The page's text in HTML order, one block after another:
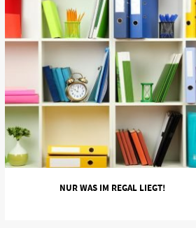
NUR WAS IM REGAL LIEGT!